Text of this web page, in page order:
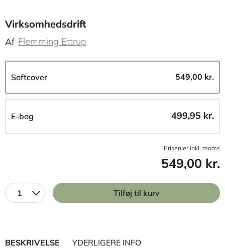
Virksomhedsdrift
Af Flemming Ettrup
Softcover 549,00 kr.
E-bog 499,95 kr.
Prisen er inkl, moms
549,00 kr.
1 Tilføj til kurv
BESKRIVELSE YDERLIGERE INFO